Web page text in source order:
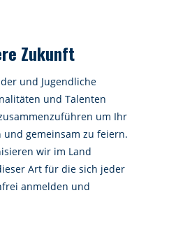
Zukunft
und Jugendliche
und Talenten
um Ihr
gemeinsam zu feiern.
wir im Land
Art für die sich jeder
anmelden und